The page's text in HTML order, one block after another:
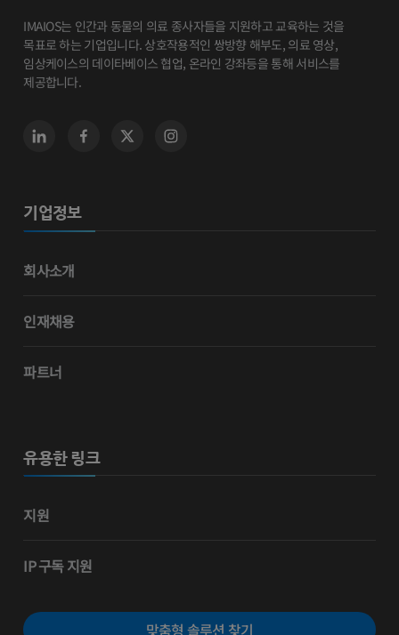
IMAIOS는 인간과 동물의 의료 종사자들을 지원하고 교육하는 것을
목표로 하는 기업입니다. 상호작용적인 쌍방향 해부도, 의료 영상,
임상케이스의 데이타베이스 협업, 온라인 강좌등을 통해 서비스를
제공합니다.
기업정보
회사소개
인재채용
파트너
유용한 링크
지원
IP 구독 지원
맞춤형 솔루션 찾기